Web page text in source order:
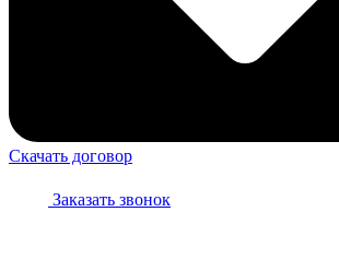
Скачать договор
Заказать звонок